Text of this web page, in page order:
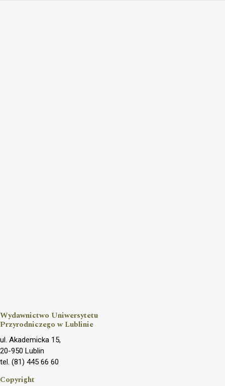
Wydawnictwo Uniwersytetu
Przyrodniczego w Lublinie
ul. Akademicka 15,
20-950 Lublin
tel. (81) 445 66 60
Copyright